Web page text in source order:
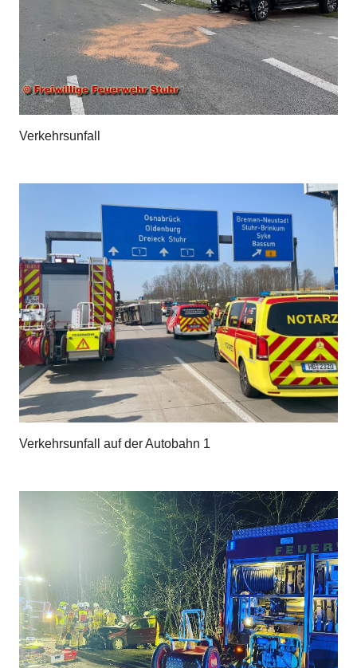
Verkehrsunfall
Verkehrsunfall auf der Autobahn 1